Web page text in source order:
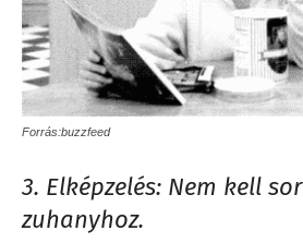
Forrás:buzzfeed
3. Elképzelés: Nem kell
zuhanyhoz.